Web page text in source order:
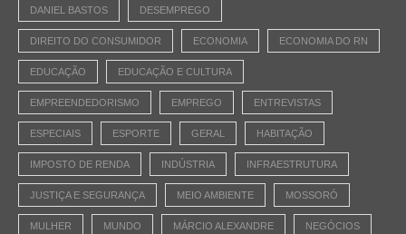
DANIEL BASTOS DESEMPREGO
DIREITO DO CONSUMIDOR ECONOMIA ECONOMIA DO RN
EDUCAÇÃO EDUCAÇÃO E CULTURA
EMPREENDEDORISMO EMPREGO ENTREVISTAS
ESPECIAIS ESPORTE GERAL HABITAÇÃO
IMPOSTO DE RENDA INDÚSTRIA INFRAESTRUTURA
JUSTIÇA E SEGURANÇA MEIO AMBIENTE MOSSORÓ
MULHER MUNDO MÁRCIO ALEXANDRE NEGÓCIOS